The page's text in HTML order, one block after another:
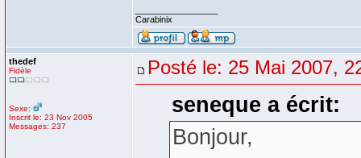
Carabinix
thedef
Fidèle
Sexe:
Inscrit le: 23 Nov 2005
Messages: 237
Posté le: 25 Mai 2007,
seneque a écrit:
Bonjour,